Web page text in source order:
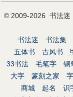
© 2009-2026 书法迷
书法迷
书法集
五体书
古风书
33书法
毛笔字 钢
大字
篆刻之家
商城
起名 识